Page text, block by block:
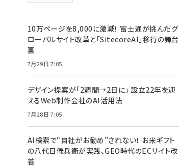
10万ページを8,000に激減！ 富士通が挑んだグ
ローバルサイト改革と「SitecoreAI」移行の舞台
裏
7月29日 7:05
デザイン提案が「2週間→2日に」 設立22年を迎
えるWeb制作会社のAI活用法
7月28日 7:05
AI検索で“自社がお勧め”されない！ お米ギフト
の八代目儀兵衛が実践、GEO時代のECサイト改
善